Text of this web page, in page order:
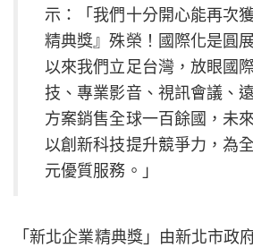
示：「我們十分開心能再次
精典獎』殊榮！國際化是圓
以來我們立足台灣，放眼國
技、專業影音、視訊會議、
方案銷售全球一百餘國，未
以創新科技提升競爭力，為
元優質服務。」
「新北企業精典獎」由新北市政